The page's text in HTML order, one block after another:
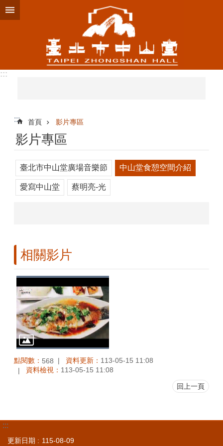
跳到主要內容區塊
:::
::: 首頁 影片專區
影片專區
臺北市中山堂廣場音樂節 中山堂食憩空間介紹
愛寫中山堂 蔡明亮-光
相關影片
點閱數： 568 資料更新： 113-05-15 11:08
資料檢視： 113-05-15 11:08
回上一頁
:::
更新日期 115-08-09